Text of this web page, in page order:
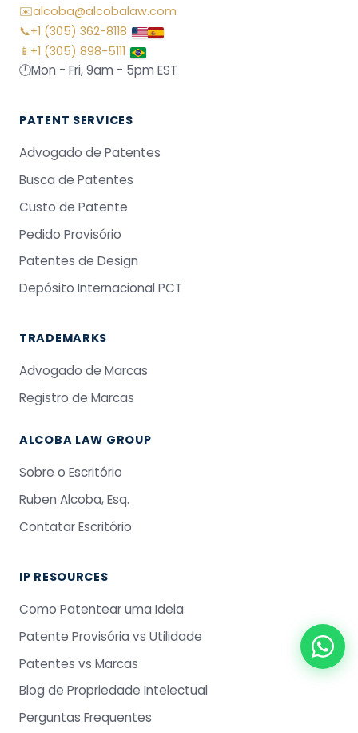
✉️alcoba@alcobalaw.com
📞+1 (305) 362-8118
📱 +1 (305) 898-5111
🕘Mon - Fri, 9am - 5pm EST
PATENT SERVICES
Advogado de Patentes
Busca de Patentes
Custo de Patente
Pedido Provisório
Patentes de Design
Depósito Internacional PCT
TRADEMARKS
Advogado de Marcas
Registro de Marcas
ALCOBA LAW GROUP
Sobre o Escritório
Ruben Alcoba, Esq.
Contatar Escritório
IP RESOURCES
Como Patentear uma Ideia
Patente Provisória vs Utilidade
Patentes vs Marcas
Blog de Propriedade Intelectual
Perguntas Frequentes